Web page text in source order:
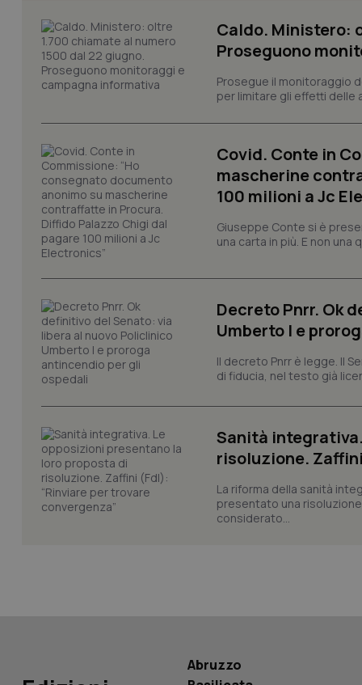
Caldo. Ministero:
Proseguono
Prosegue il monitoraggio
per limitare gli effetti delle
Covid. Conte in
mascherine
100 milioni a Jc
Giuseppe Conte si è
una carta in più. E non
Decreto Pnrr. Ok
Umberto I e
Il decreto Pnrr è legge. Il
di fiducia, nel testo già
Sanità
risoluzione.
La riforma della sanità
presentato una
considerato...
Abruzzo
PHPSESSID
_ga_0VMQEQKQ1N
Nome
VISITOR_INFO1_LIVE
__Secure-YNID
YSC
ROLLOUT_TOKEN
tracking-sites-